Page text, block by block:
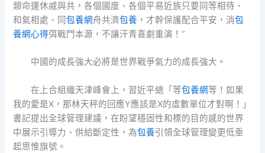
類命運休戚與共，各個國度、各個平易近族只要同等相待、
和氣相處、同包養網舟共濟包養 ，才幹保護配合平安，消包
養網心得弭戰鬥本源，不讓汗青喜劇重演！”
中國的成長強大必將是世界戰爭氣力的成長強大。
在上合組織天津峰會上，習近平總「等包養網等！如果
我的愛是X，那林天秤的回應Y應該是X的虛數單位才對啊！」
書記提出全球管理建議，在盼望穩固性和標的目的感的世界
中展示引導力、供給斷定性，為包養引領全球管理變更低垂
起思惟旗號。